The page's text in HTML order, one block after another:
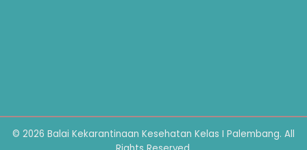
© 2026 Balai Kekarantinaan Kesehatan Kelas I Palembang. All